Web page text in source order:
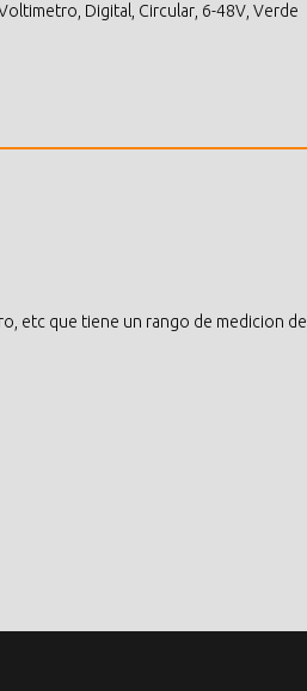
Digital Circular 6-48V Verde
etc que tiene un rango de medicion de